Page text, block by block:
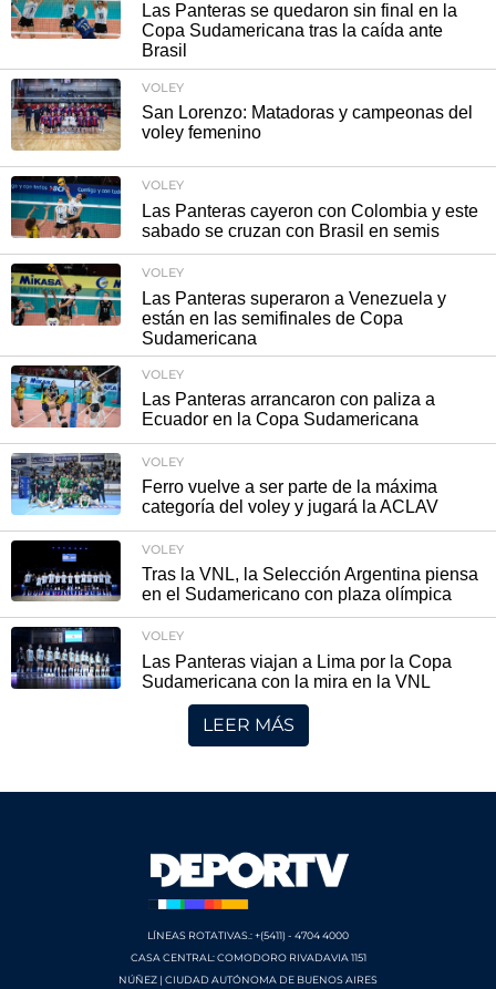
Las Panteras se quedaron sin final en la
Copa Sudamericana tras la caída ante
Brasil
VOLEY
San Lorenzo: Matadoras y campeonas del
voley femenino
VOLEY
Las Panteras cayeron con Colombia y este
sabado se cruzan con Brasil en semis
VOLEY
Las Panteras superaron a Venezuela y
están en las semifinales de Copa
Sudamericana
VOLEY
Las Panteras arrancaron con paliza a
Ecuador en la Copa Sudamericana
VOLEY
Ferro vuelve a ser parte de la máxima
categoría del voley y jugará la ACLAV
VOLEY
Tras la VNL, la Selección Argentina piensa
en el Sudamericano con plaza olímpica
VOLEY
Las Panteras viajan a Lima por la Copa
Sudamericana con la mira en la VNL
LEER MÁS
LÍNEAS ROTATIVAS.: +(5411) - 4704 4000
CASA CENTRAL: COMODORO RIVADAVIA 1151
NÚÑEZ | CIUDAD AUTÓNOMA DE BUENOS AIRES